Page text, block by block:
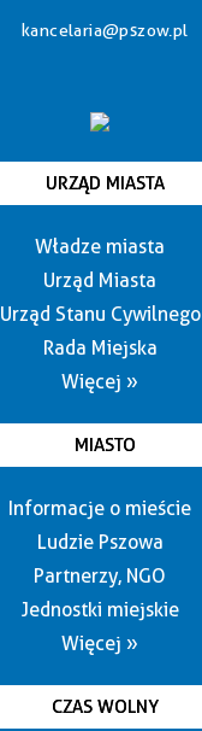
kancelaria@pszow.pl
URZĄD MIASTA
Władze miasta
Urząd Miasta
Urząd Stanu Cywilnego
Rada Miejska
Więcej »
MIASTO
Informacje o mieście
Ludzie Pszowa
Partnerzy, NGO
Jednostki miejskie
Więcej »
CZAS WOLNY